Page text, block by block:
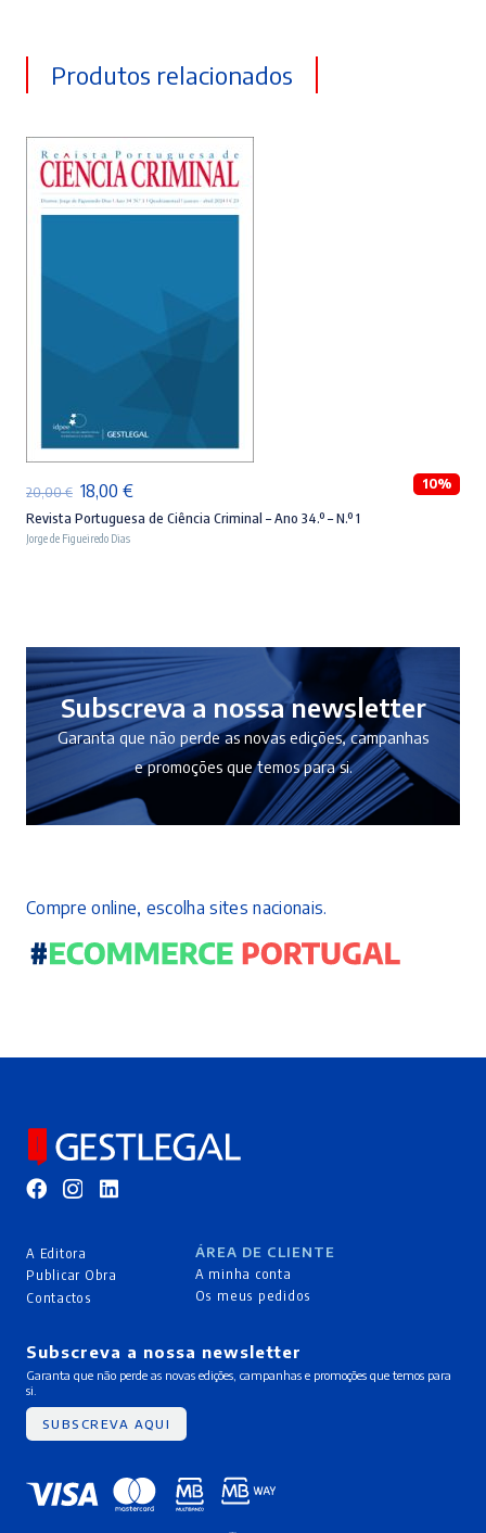
Produtos relacionados
20,00€ O
preço
original
18,00 €O
preço
10%
Revista Portuguesa de Ciência Criminal – Ano 34.º – N.º 1
Jorge de Figueiredo Dias
Subscreva a nossa newsletter
Garanta que não perde as novas edições, campanhas
e promoções que temos para si.
Compre online, escolha sites nacionais.
A Editora
Publicar Obra
Contactos
ÁREA DE CLIENTE
A minha conta
Os meus pedidos
Subscreva a nossa newsletter
Garanta que não perde as novas edições, campanhas e promoções que temos para
si.
SUBSCREVA AQUI